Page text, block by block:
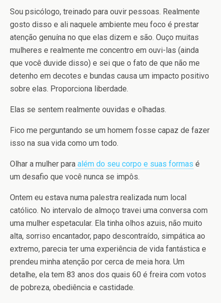
Sou psicólogo, treinado para ouvir pessoas. Realmente
gosto disso e ali naquele ambiente meu foco é prestar
atenção genuína no que elas dizem e são. Ouço muitas
mulheres e realmente me concentro em ouvi-las (ainda
que você duvide disso) e sei que o fato de que não me
detenho em decotes e bundas causa um impacto positivo
sobre elas. Proporciona liberdade.
Elas se sentem realmente ouvidas e olhadas.
Fico me perguntando se um homem fosse capaz de fazer
isso na sua vida como um todo.
Olhar a mulher para além do seu corpo e suas formas é
um desafio que você nunca se impôs.
Ontem eu estava numa palestra realizada num local
católico. No intervalo de almoço travei uma conversa com
uma mulher espetacular. Ela tinha olhos azuis, não muito
alta, sorriso encantador, papo descontraído, simpática ao
extremo, parecia ter uma experiência de vida fantástica e
prendeu minha atenção por cerca de meia hora. Um
detalhe, ela tem 83 anos dos quais 60 é freira com votos
de pobreza, obediência e castidade.